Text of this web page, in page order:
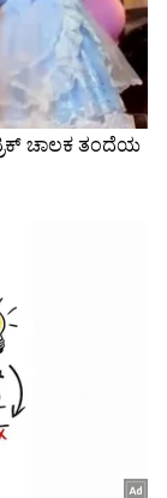
ಅನ್ನು
ಹೌದು, ಅದು ನನ್ನ
ಮಾಡಲು
ನೀಡಲಾಗಿದೆ
ಮನಸ್ಸಿದ್ದರೆ